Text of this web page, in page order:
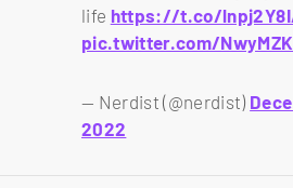
life https://t.co/
pic.twitter.com/
— Nerdist (@nerdist)
2022